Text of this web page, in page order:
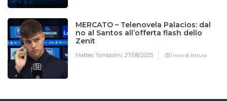
MERCATO – Telenovela Palacios: dal
no al Santos all’offerta flash dello
Zenit
Matteo Tombolini,27/08/2025 1 min di lettura